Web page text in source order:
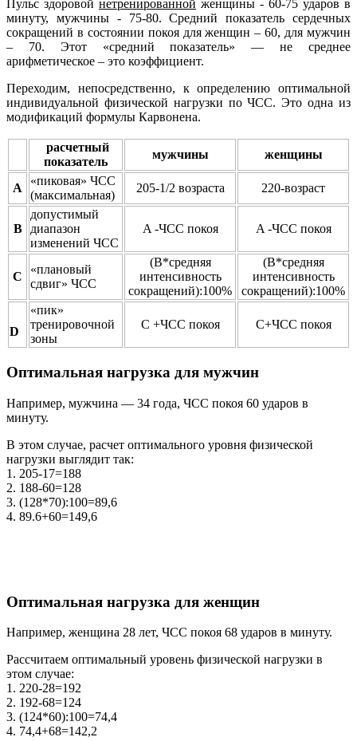
Пульс здоровой нетренированной женщины - 60-75 ударов в
минуту, мужчины - 75-80. Средний показатель сердечных
сокращений в состоянии покоя для женщин – 60, для мужчин
– 70. Этот «средний показатель» — не среднее
арифметическое – это коэффициент.
Переходим, непосредственно, к определению оптимальной
индивидуальной физической нагрузки по ЧСС. Это одна из
модификаций формулы Карвонена.
расчетный
показатель
мужчины женщины
A
«пиковая» ЧСС
(максимальная)
205-1/2 возраста 220-возраст
B
допустимый
диапазон
изменений ЧСС
A -ЧСС покоя A -ЧСС покоя
C
«плановый
сдвиг» ЧСС
(B*средняя
интенсивность
сокращений):100%
(B*средняя
интенсивность
сокращений):100%
D
«пик»
тренировочной
зоны
C +ЧСС покоя C+ЧСС покоя
Оптимальная нагрузка для мужчин
Например, мужчина — 34 года, ЧСС покоя 60 ударов в
минуту.
В этом случае, расчет оптимального уровня физической
нагрузки выглядит так:
1. 205-17=188
2. 188-60=128
3. (128*70):100=89,6
4. 89.6+60=149,6
Оптимальная нагрузка для женщин
Например, женщина 28 лет, ЧСС покоя 68 ударов в минуту.
Рассчитаем оптимальный уровень физической нагрузки в
этом случае:
1. 220-28=192
2. 192-68=124
3. (124*60):100=74,4
4. 74,4+68=142,2